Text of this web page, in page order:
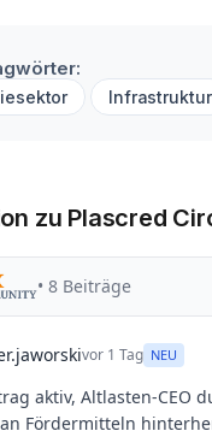
Infrastruktur
zu Plascred